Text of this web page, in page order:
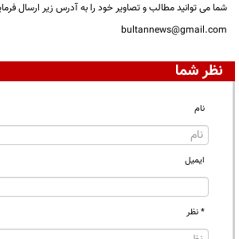
شما می توانید مطالب و تصاویر خود را به آدرس زیر ارسال
bultannews@gmail.com
نظر شما
نام
ایمیل
* نظر